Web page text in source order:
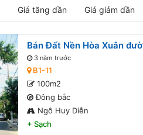
Giá tăng dần Giá giảm dần
Bán Đất Nền Hòa Xuân
3 năm trước
B1-11
100m2
Đông bắc
Ngô Huy Diễn
+ Sạch